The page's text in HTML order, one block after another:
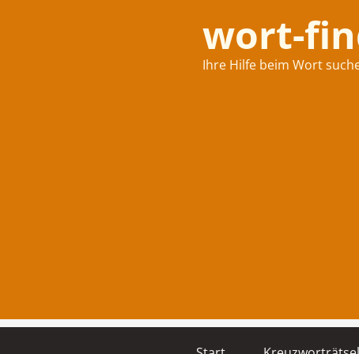
wort-
Ihre Hilfe beim Wort